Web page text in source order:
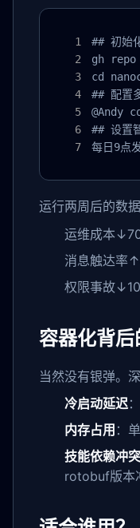
## 初始
gh
cd
## 配置
@Andy
## 设置
每日9点
运行两周后的数据
运维成本
消息触达率
权限事故
容器化背后
当然没有银弹。
冷启动延迟
内存占用 ：
技能依赖冲突
rotobuf版本